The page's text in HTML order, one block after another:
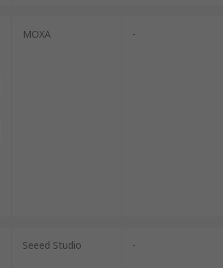
MOXA -
Seeed Studio -